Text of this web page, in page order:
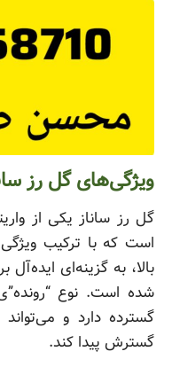
ویژگی‌های گل رز
گل رز ساناز یکی از
است که با ترکیب
بالا، به گزینه‌ای
شده است. نوع
گسترده دارد و
گسترش پیدا کند.